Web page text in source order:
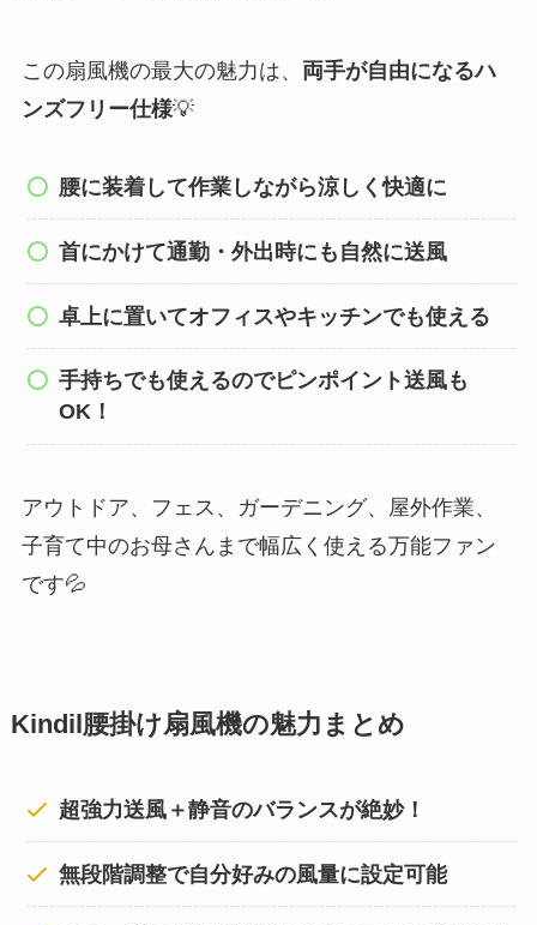
この扇風機の最大の魅力は、 両手が自由になるハ
ンズフリー仕様💡
腰に装着して作業しながら涼しく快適に
首にかけて通勤・外出時にも自然に送風
卓上に置いてオフィスやキッチンでも使える
手持ちでも使えるのでピンポイント送風も
OK！
アウトドア、フェス、ガーデニング、屋外作業、
子育て中のお母さんまで幅広く使える万能ファン
です💦
Kindil腰掛け扇風機の魅力まとめ
超強力送風＋静音のバランスが絶妙！
無段階調整で自分好みの風量に設定可能